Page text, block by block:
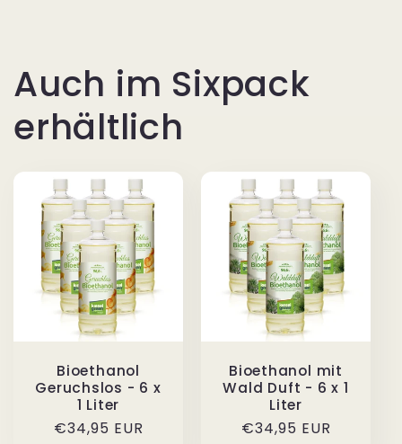
Auch im Sixpack
erhältlich
Bioethanol
Geruchslos - 6 x
1 Liter
Normaler
€34,95 EUR
Bioethanol mit
Wald Duft - 6 x 1
Liter
Normaler
€34,95 EUR